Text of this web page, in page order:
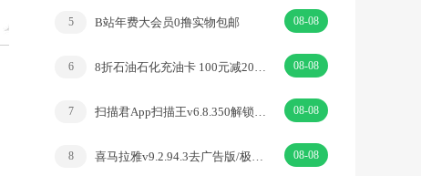
5 B站年费大会员0撸实物包邮 08-08
6 8折石油石化充油卡 100元减20元券 08-08
7 扫描君App扫描王v6.8.350解锁破解VIP版 08-08
8 喜马拉雅v9.2.94.3去广告版/极速版v3.3.23.3 08-08